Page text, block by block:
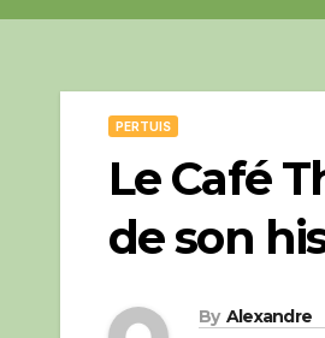
PERTUIS
Le Café
de son
By Alexandre